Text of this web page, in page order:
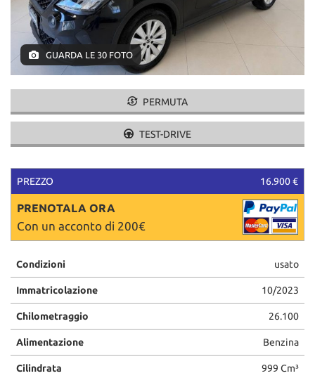
GUARDA LE 30 FOTO
PERMUTA
TEST-DRIVE
PREZZO 16.900 €
PRENOTALA ORA
Con un acconto di 200€
Condizioni usato
Immatricolazione 10/2023
Chilometraggio 26.100
Alimentazione Benzina
Cilindrata 999 Cm³
tracciamento
che
adottiamo
per
offrire
le
funzionalità
svolgere
attività
descritte.
Per
ottenere
maggiori
informazioni
sull'utilità
e
sul
di
questi
strumenti
di
tracciamento